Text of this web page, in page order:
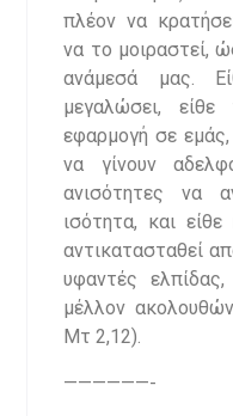
πλέον να
να το μοιραστεί,
ανάμεσά μας.
μεγαλώσει,
εφαρμογή σε εμάς,
να γίνουν
ανισότητες να
ισότητα, και
αντικατασταθεί
υφαντές
μέλλον
Μτ 2,12).
——————-